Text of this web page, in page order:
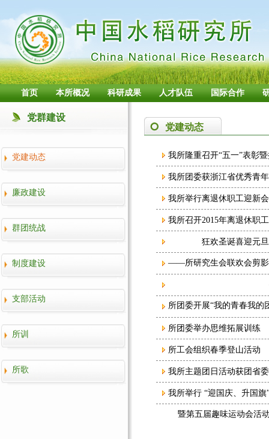
首页 本所概况 科研成果 人才队伍 国际合作
党群建设
党建动态
廉政建设
群团统战
制度建设
支部活动
所训
所歌
党建动态
我所隆重召开“五一”表彰
我所团委获浙江省优秀青
我所举行离退休职工迎新会
我所召开2015年离退休职
狂欢圣诞喜迎元旦
——所研究生会联欢会剪影
所团委开展“我的青春我的
所团委举办思维拓展训练
所工会组织春季登山活动
我所主题团日活动获团省
我所举行 “迎国庆、升国旗
暨第五届趣味运动会活